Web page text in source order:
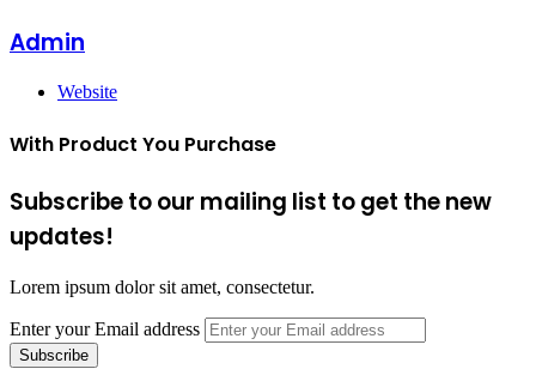
Admin
Website
With Product You Purchase
Subscribe to our mailing list to get the new
updates!
Lorem ipsum dolor sit amet, consectetur.
Enter your Email address